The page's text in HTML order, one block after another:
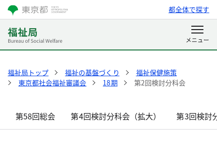
都全体で探す
福祉局トップ 福祉の基盤づくり
福祉保健施策
東京都社会福祉審議会
18期 第2回検討分科会
第58回総会 第4回検討分科会（拡大） 第3回検討